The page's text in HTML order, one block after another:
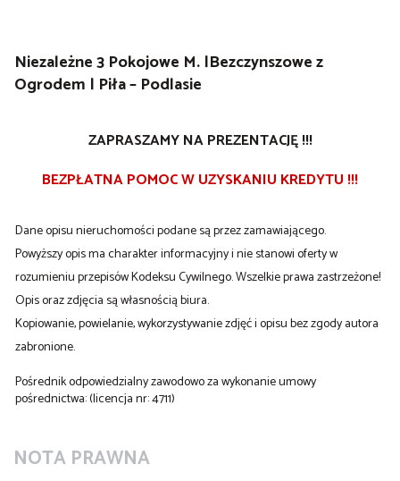
Niezależne 3 Pokojowe M. |Bezczynszowe z
Ogrodem | Piła – Podlasie
ZAPRASZAMY NA PREZENTACJĘ !!!
BEZPŁATNA POMOC W UZYSKANIU KREDYTU !!!
Dane opisu nieruchomości podane są przez zamawiającego.
Powyższy opis ma charakter informacyjny i nie stanowi oferty w
rozumieniu przepisów Kodeksu Cywilnego. Wszelkie prawa zastrzeżone!
Opis oraz zdjęcia są własnością biura.
Kopiowanie, powielanie, wykorzystywanie zdjęć i opisu bez zgody autora
zabronione.
Pośrednik odpowiedzialny zawodowo za wykonanie umowy
pośrednictwa: (licencja nr: 4711)
NOTA PRAWNA